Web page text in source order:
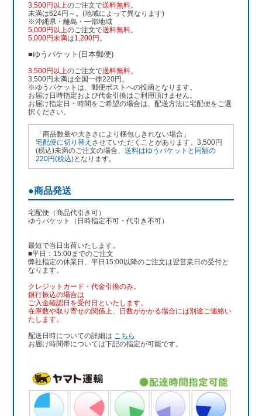
3,500円以上のご注文で送料無料。
未満は624円～。(地域によって異なります)
※沖縄県・離島・一部地域
5,000円以上のご注文で送料無料。
5,000円未満は1,200円。
■ゆうパケット(日本郵便)
3,500円以上のご注文で送料無料。
3,500円未満は全国一律220円。
※ゆうパケットは、郵便ポストへの投函となります。
お届け日時指定および代金引換はご利用頂けません。
お届け指定日・時間をご希望の場合は、配送方法に宅配便をご選
択ください。
「商品数量や大きさにより梱包しきれない場合」
宅配便に切り替え させていただくことがあります。3,500円
(税込)未満のご注文の場合、送料はゆうパケットと同額の
220円(税込)となります。
●商品発送
宅配便（商品代引き可）
ゆうパケット（日時指定不可・代引き不可）
最短で当日出荷いたします。
■平日：15:00までのご注文
弊社指定の休業日、平日15:00以降のご注文は翌営業日の受付と
なります。
クレジットカード・代金引換のみ。
銀行振込の場合は
ご入金確認日を受付日といたします。
在庫数や取り寄せの関係上、日数がかかる場合には別途ご連絡い
たします。
配送日時についての詳細は こちら
お届け時間帯については下記の指定が可能です。